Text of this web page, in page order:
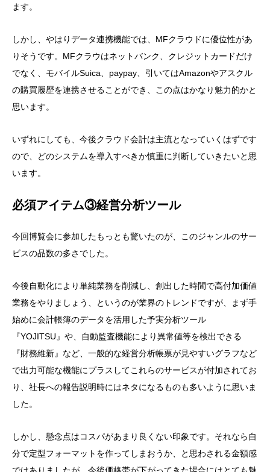
ます。
しかし、やはりデータ連携機能では、MFクラウドに優位性があ
りそうです。MFクラウはネットバンク、クレジットカードだけ
でなく、モバイルSuica、paypay、引いてはAmazonやアスクル
の購買履歴を連携させることができ、この点はかなり魅力的かと
思います。
いずれにしても、今後クラウド会計は主流となっていくはずです
ので、どのシステムを導入すべきか慎重に判断していきたいと思
います。
必須アイテム③経営分析ツール
今回博覧会に参加したもっとも驚いたのが、このジャンルのサー
ビスの品数の多さでした。
今後自動化により単純業務を削減し、創出した時間で高付加価値
業務をやりましょう、というのが業界のトレンドですが、まず手
始めに会計帳簿のデータを活用した予実分析ツール
『YOJITSU』や、自動監査機能により異常値等を検出できる
『財務維新』など、一般的な経営分析帳票が見やすいグラフなど
で出力可能な機能にプラスしてこれらのサービスが付加されてお
り、社長への報告説明時にはネタになるものも多いように思いま
した。
しかし、懸念点はコスパがあまり良くない印象です。それなら自
分で定型フォーマットを作ってしまおうか、と思わされる金額感